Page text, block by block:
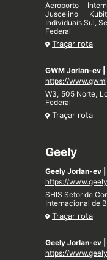
Aeroporto
Juscelino
Individuais Sul,
Federal
Traçar rota
GWM Jorlan-ev
https://
W3, 505 Norte,
Federal
Traçar rota
Geely
Geely Jorlan-ev
https://
SHIS Setor de
Internacional de
Traçar rota
Geely Jorlan-ev |
https://